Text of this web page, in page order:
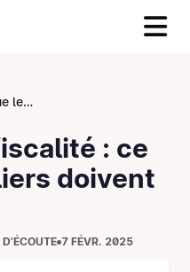
savoir
: ce
doivent
7 FÉVR. 2025